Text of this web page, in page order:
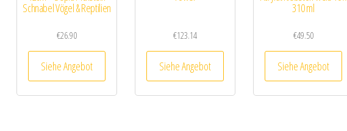
Schnabel Vögel & Reptilien
€26.90
Siehe Angebot
€123.14
Siehe Angebot
310 ml
€49.50
Siehe Angebot